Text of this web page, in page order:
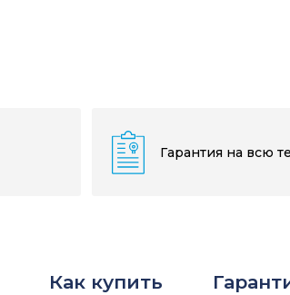
Гарантия на всю
Как купить